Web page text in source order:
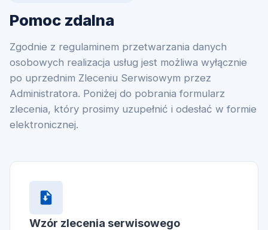
Pomoc zdalna
Zgodnie z regulaminem przetwarzania danych
osobowych realizacja usług jest możliwa wyłącznie
po uprzednim Zleceniu Serwisowym przez
Administratora. Poniżej do pobrania formularz
zlecenia, który prosimy uzupełnić i odesłać w formie
elektronicznej.
Wzór zlecenia serwisowego